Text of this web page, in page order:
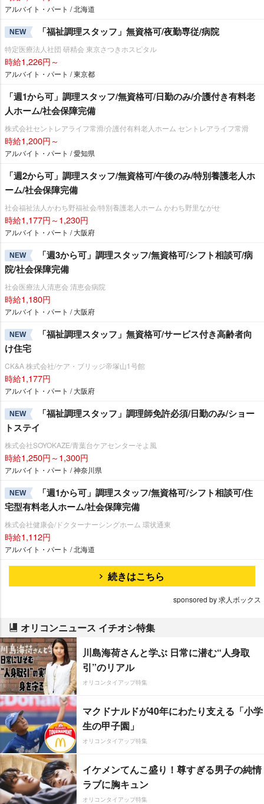
アルバイト・パート / 北海道
NEW 「福祉調理スタッフ」無資格可/夜勤専従/病院
特定医療法人社団 研精会 東京さつきホスピタル
時給1,226円～
アルバイト・パート / 東京都
「週1から可」調理スタッフ/無資格可/日勤のみ/介護付き有料老
人ホーム/社会保障完備
株式会社セントレアライフ常滑/介護付有料老人ホーム セントレアライフ常滑
時給1,200円～
アルバイト・パート / 愛知県
「週2から可」調理スタッフ/無資格可/午後のみ/特別養護老人ホ
ーム/社会保障完備
社会福祉法人かわち野福祉会/特別養護老人ホーム かわち野里ながせ
時給1,177円～1,230円
アルバイト・パート / 大阪府
NEW
「週3から可」調理スタッフ/無資格可/シフト相談可/病
院/社会保障完備
社会医療法人清恵会 清恵会病院
時給1,180円
アルバイト・パート / 大阪府
NEW
「福祉調理スタッフ」無資格可/サービス付き高齢者向
け住宅
CK&A 株式会社/ケア・ブリッジ帝塚山1号館
時給1,177円
アルバイト・パート / 大阪府
NEW
「福祉調理スタッフ」調理師免許必須/日勤のみ/ショー
トステイ
株式会社SOYOKAZE/青葉台ケアセンターそよ風
時給1,250円～1,300円
アルバイト・パート / 神奈川県
NEW
「週1から可」調理スタッフ/無資格可/シフト相談可/住
宅型有料老人ホーム/社会保障完備
株式会社健康会/ドクターナーシングホーム 環状通東
時給1,112円
アルバイト・パート / 北海道
続きはこちら
sponsored by 求人ボックス
オリコンニュース イチオシ特集
川島海荷さんと学ぶ 日常に潜む“人身取
引”のリアル
オリコンタイアップ特集
マクドナルドが40年にわたり支える「小学
生の甲子園」
オリコンタイアップ特集
イケメンてんこ盛り！尊すぎる男子の純情
ラブに胸キュン
オリコンタイアップ特集